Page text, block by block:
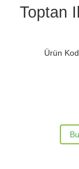
Toptan
Ürün